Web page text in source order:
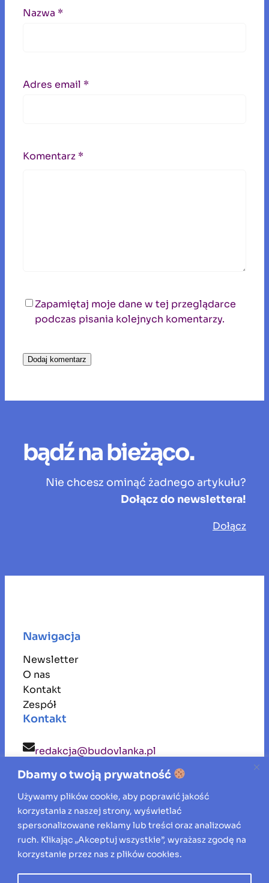
Dbamy o twoją prywatność
Używamy plików cookie, aby poprawić jakość
korzystania z naszej strony, wyświetlać
spersonalizowane reklamy lub treści oraz analizować
ruch. Klikając „Akceptuj wszystkie”, wyrażasz zgodę na
korzystanie przez nas z plików cookies.
Nazwa *
Adres email *
Komentarz *
Zapamiętaj moje dane w tej przeglądarce
podczas pisania kolejnych komentarzy.
bądź na bieżąco.
Nie chcesz ominąć żadnego artykułu?
Dołącz do newslettera!
Dołącz
Nawigacja
Newsletter
O nas
Kontakt
Zespół
Kontakt
redakcja@budovlanka.pl
Inspiracje, porady i aktualności ze świata
budownictwa, remontów oraz aranżacji
wnętrz.